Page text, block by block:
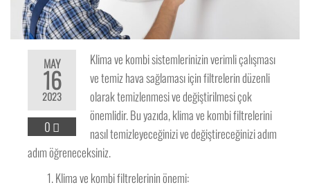
MAY
16
2023
0
Klima ve kombi sistemlerinizin verimli çalışması
ve temiz hava sağlaması için filtrelerin düzenli
olarak temizlenmesi ve değiştirilmesi çok
önemlidir. Bu yazıda, klima ve kombi filtrelerini
nasıl temizleyeceğinizi ve değiştireceğinizi adım
adım öğreneceksiniz.
Klima ve kombi filtrelerinin önemi: